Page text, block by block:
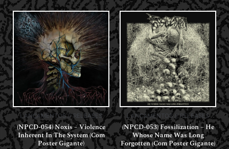
LANÇAMENTOS // RELEASES
(NPCD-054) Noxis – Violence
Inherent In The System (Com
Poster Gigante)
LANÇAMENTOS // RELEASES
(NPCD-053) Fossilization – He
Whose Name Was Long
Forgotten (Com Poster Gigante)